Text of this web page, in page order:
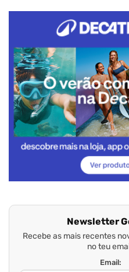
Newsletter
Recebe as mais recentes
no teu
Email: